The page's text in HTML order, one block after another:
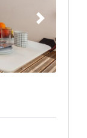
Suivant